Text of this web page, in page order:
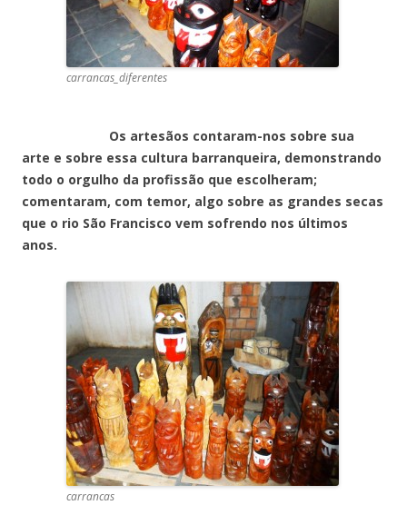
carrancas_diferentes
Os artesãos contaram-nos sobre sua
arte e sobre essa cultura barranqueira, demonstrando
todo o orgulho da profissão que escolheram;
comentaram, com temor, algo sobre as grandes secas
que o rio São Francisco vem sofrendo nos últimos
anos.
carrancas